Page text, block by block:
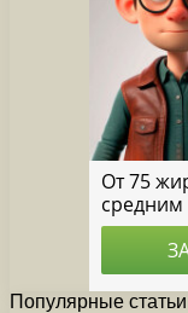
Популярные статьи